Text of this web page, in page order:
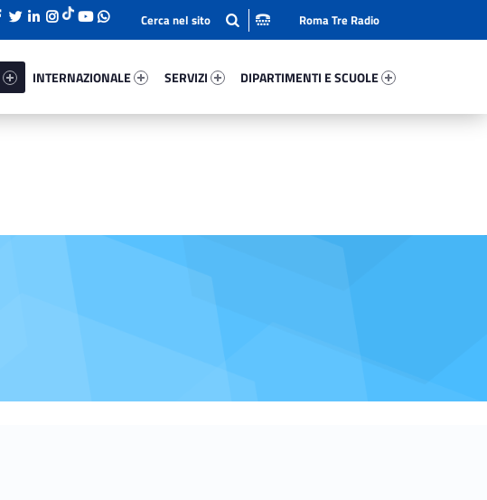
INTERNAZIONALE
SERVIZI
DIPARTIMENTI E SCUOLE
Roma Tre Radio